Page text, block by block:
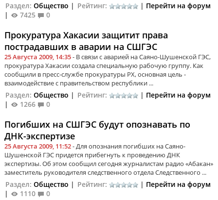
Раздел: Общество | Рейтинг: | Перейти на форум
|
7425 0
Прокуратура Хакасии защитит права
пострадавших в аварии на СШГЭС
25 Августа 2009, 14:35- В связи с аварией на Саяно-Шушенской ГЭС,
прокуратура Хакасии создала специальную рабочую группу. Как
сообщили в пресс-службе прокуратуры РХ, основная цель -
взаимодействие с правительством республики ...
Раздел: Общество | Рейтинг: | Перейти на форум
|
1266 0
Погибших на СШГЭС будут опознавать по
ДНК-экспертизе
25 Августа 2009, 11:52- Для опознания погибших на Саяно-
Шушенской ГЭС придется прибегнуть к проведению ДНК
экспертизы. Об этом сообщил сегодня журналистам радио «Абакан»
заместитель руководителя следственного отдела Следственного ...
Раздел: Общество | Рейтинг: | Перейти на форум
|
1110 0